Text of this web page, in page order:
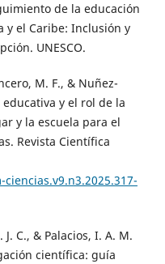
de la educación
y el Caribe: Inclusión y
UNESCO.
M. F., & Nuñez-
y el rol de la
y la escuela para el
Revista Científica
C., & Palacios, I. A. M.
científica: guía